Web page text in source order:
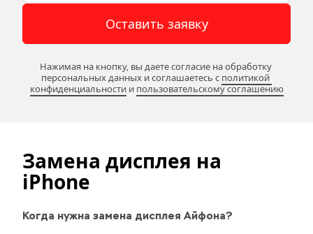
Оставить заявку
Нажимая на кнопку, вы даете согласие на обработку
персональных данных и соглашаетесь c политикой
конфиденциальности и пользовательскому соглашению
Замена дисплея на
iPhone
Когда нужна замена дисплея Айфона?